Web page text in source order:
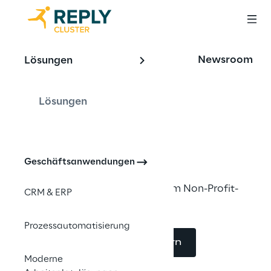
Lösungen
Lösungen
Geschäftsanwendungen
CRM & ERP
Prozessautomatisierung
Moderne
Newsroom
Optimiertes
Fundraising mit
Customer-Insights-Lösungen im Non-Profit-
Jetzt Beratung anfordern